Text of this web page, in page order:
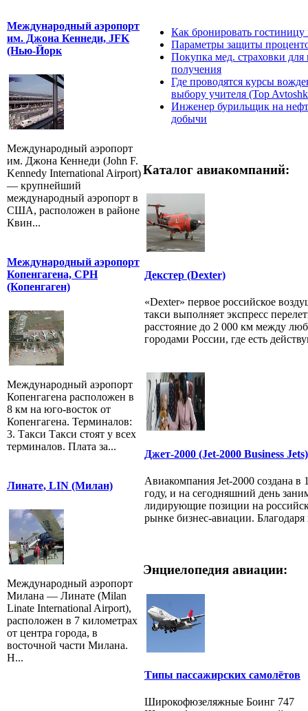
Международный аэропорт
им. Джона Кеннеди, JFK
(Нью-Йорк
Международный аэропорт
им. Джона Кеннеди (John F.
Kennedy International Airport)
— крупнейший
международный аэропорт в
США, расположен в районе
Квин...
Международный аэропорт
Копенгагена, CPH
(Копенгаген)
Международный аэропорт
Копенгагена расположен в
8 км на юго-восток от
Копенгагена. Терминалов:
3. Такси Такси стоят у всех
терминалов. Плата за...
Линате, LIN (Милан)
Международный аэропорт
Милана — Линате (Milan
Linate International Airport),
расположен в 7 километрах
от центра города, в
восточной части Милана.
Н...
Как бронировать
Параметры защиты
Покупка мед. страховки
получения
Где проводятся курсы
выбору учителя (Top
Инженер бурильщик на
добычи
Каталог авиакомпаний:
Декстер (Dexter)
«Dexter» первое российское
такси выполняет экспресс
расстояние до 2 000 км между
городами России, где есть
Джет-2000 (Jet-2000 Business Jets)
Авиакомпания Jet-2000 создана в
году, и на сегодняшний день
лидирующие позиции на
рынке бизнес-авиации. Благодаря
Энциелопедия авиации:
Типы пассажирских самолётов
Широкофюзеляжные Боинг 747